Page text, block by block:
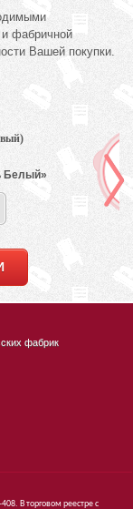
фабричной
Вашей покупки.
Белый»
фабрик
В торговом реестре с